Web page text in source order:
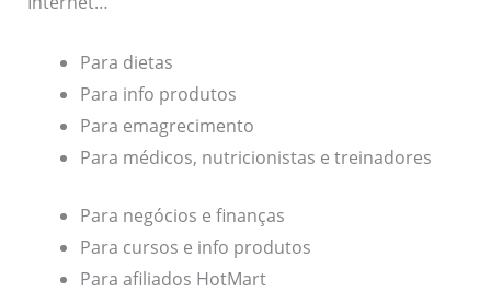
Para dietas
Para info produtos
Para emagrecimento
Para médicos, nutricionistas e treinadores
Para negócios e finanças
Para cursos e info produtos
Para afiliados HotMart